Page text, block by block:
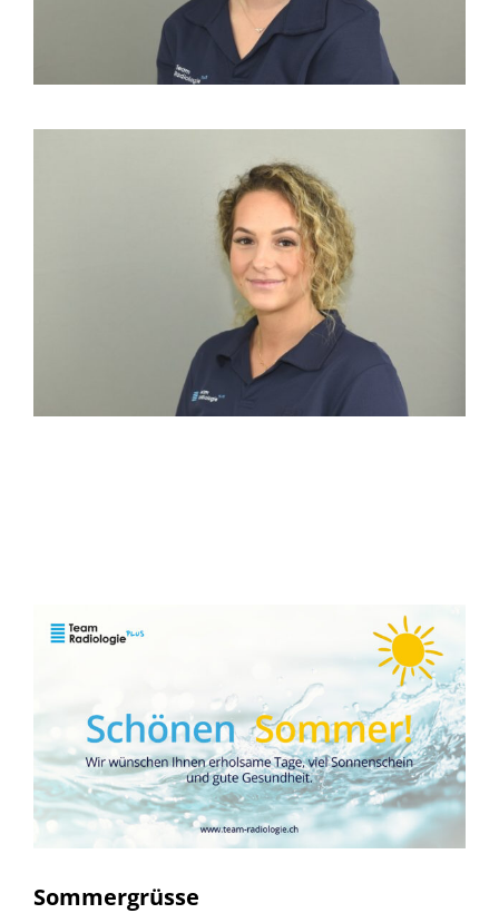
Sommergrüsse